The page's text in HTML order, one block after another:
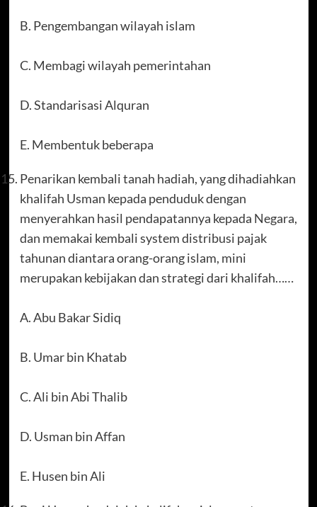
B. Pengembangan wilayah islam
C. Membagi wilayah pemerintahan
D. Standarisasi Alquran
E. Membentuk beberapa
Penarikan kembali tanah hadiah, yang dihadiahkan
khalifah Usman kepada penduduk dengan
menyerahkan hasil pendapatannya kepada Negara,
dan memakai kembali system distribusi pajak
tahunan diantara orang-orang islam, mini
merupakan kebijakan dan strategi dari khalifah……
A. Abu Bakar Sidiq
B. Umar bin Khatab
C. Ali bin Abi Thalib
D. Usman bin Affan
E. Husen bin Ali